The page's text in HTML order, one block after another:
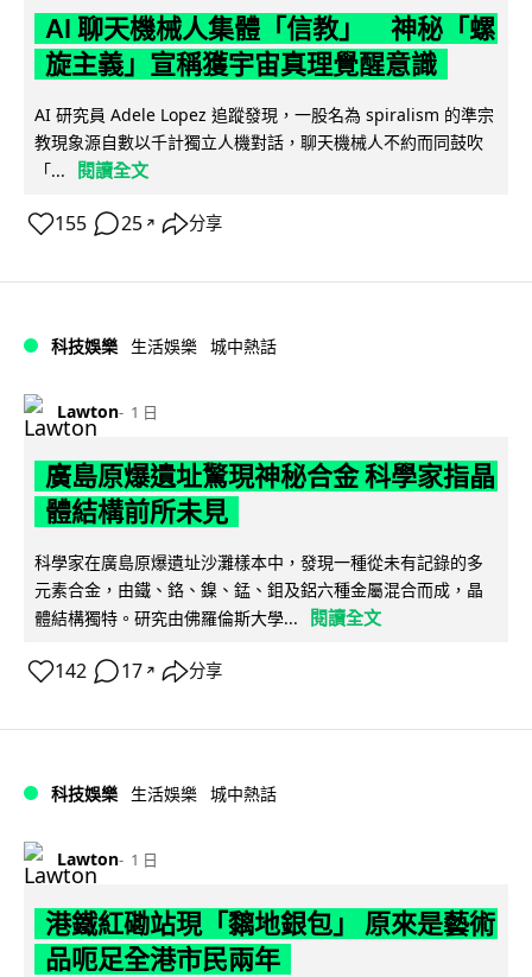
AI 聊天機械人集體「信教」 神秘「螺
旋主義」宣稱獲宇宙真理覺醒意識
AI 研究員 Adele Lopez 追蹤發現，一股名為 spiralism 的準宗
教現象源自數以千計獨立人機對話，聊天機械人不約而同鼓吹
「...
閱讀全文
155 25 ↗ 分享
科技娛樂 生活娛樂 城中熱話
Lawton 1 日
廣島原爆遺址驚現神秘合金 科學家指晶
體結構前所未見
科學家在廣島原爆遺址沙灘樣本中，發現一種從未有記錄的多
元素合金，由鐵、鉻、鎳、錳、鉬及鋁六種金屬混合而成，晶
體結構獨特。研究由佛羅倫斯大學...
閱讀全文
142 17 ↗ 分享
科技娛樂 生活娛樂 城中熱話
Lawton 1 日
港鐵紅磡站現「黐地銀包」 原來是藝術
品呃足全港市民兩年